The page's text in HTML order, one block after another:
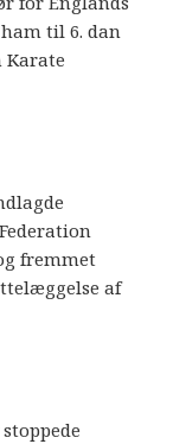
til 6. dan
Karate
fremmet
af